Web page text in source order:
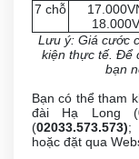
7 chỗ
Lưu ý: Giá cước
kiện thực tế. Để
bạn
Bạn có thể tham
đài Hạ Long (
(02033.573.573);
hoặc đặt qua